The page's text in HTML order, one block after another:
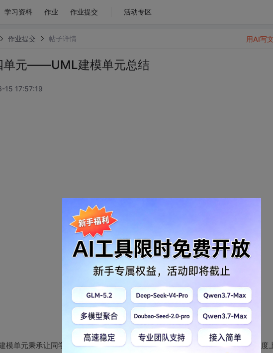
学习资料 作业 作业提交 活动专区
作业提交 帖子详情
单元——UML建模单元总结
15 17:57:19
模单元秉承让同学们初步掌握使用UML进行正向建模再进行编程的流程。在难度
用AI写